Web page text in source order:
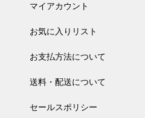
マイアカウント
お気に入りリスト
お支払方法について
送料・配送について
セールスポリシー